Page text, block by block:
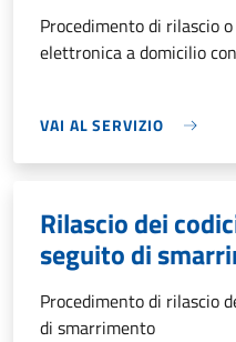
Procedimento di rilascio
elettronica a domicilio
VAI AL SERVIZIO
Rilascio dei
seguito di
Procedimento di rilascio
di smarrimento